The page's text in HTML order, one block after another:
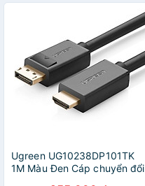
Ugreen UG10238DP101TK
1M Màu Đen Cáp chuyển đổi